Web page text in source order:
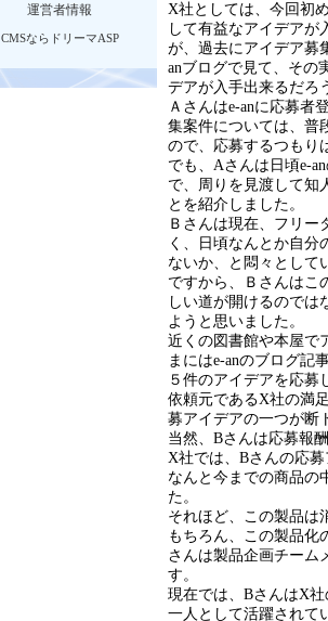
運営者情報
CMSならドリーマASP
X社としては、今回初
して有益なアイデアが
が、過去にアイデア募
anブログで見て、その
デアが入手出来るだろ
Ａさんはe-anに応募者
集案件については、普
ので、応募するつもり
でも、Aさんは日頃e-
で、周りを見渡して知
とを紹介しました。
Ｂさんは現在、フリー
く、日頃なんとか自分
ないか、と悶々として
ですから、Ｂさんはこ
しい道が開けるのでは
ようと思いました。
近くの図書館や本屋で
まにはe-anのブログ記
５件のアイデアを応募
依頼元であるX社の満
募アイデアの一つが断
当然、Bさんは応募報
X社では、Bさんの応
なんと今までの商品の
た。
それほど、この製品は
もちろん、この製品化
さんは製品企画チーム
す。
現在では、BさんはX
一人として活躍されて